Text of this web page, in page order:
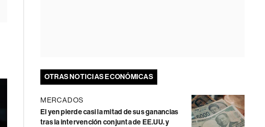
OTRAS NOTICIAS ECONÓMICAS
MERCADOS
El yen pierde casi la mitad de sus ganancias
tras la intervención conjunta de EE.UU. y